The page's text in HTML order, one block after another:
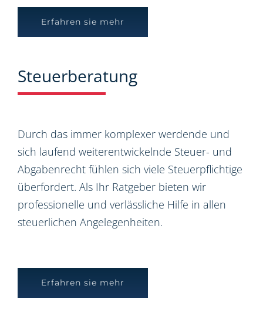
Erfahren sie mehr
Steuerberatung
Durch das immer komplexer werdende und
sich laufend weiterentwickelnde Steuer- und
Abgabenrecht fühlen sich viele Steuerpflichtige
überfordert. Als Ihr Ratgeber bieten wir
professionelle und verlässliche Hilfe in allen
steuerlichen Angelegenheiten.
Erfahren sie mehr